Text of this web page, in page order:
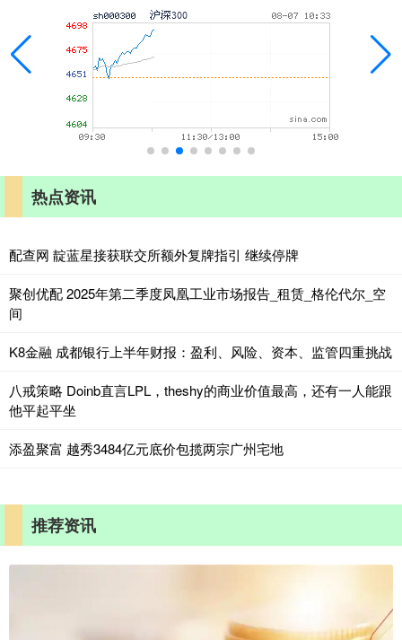
热点资讯
配查网 靛蓝星接获联交所额外复牌指引 继续停牌
聚创优配 2025年第二季度凤凰工业市场报告_租赁_格伦代尔_空
间
K8金融 成都银行上半年财报：盈利、风险、资本、监管四重挑战
八戒策略 Doinb直言LPL，theshy的商业价值最高，还有一人能跟
他平起平坐
添盈聚富 越秀3484亿元底价包揽两宗广州宅地
推荐资讯